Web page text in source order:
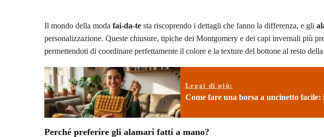
Il mondo della moda fai-da-te sta riscoprendo i dettagli che fanno la differenza, e gli
personalizzazione. Queste chiusure, tipiche dei Montgomery e dei capi invernali più
permettendoti di coordinare perfettamente il colore e la texture del bottone al resto
Leggi di più:
Come fare una borsa a uncinetto
Perché preferire gli alamari fatti a mano?